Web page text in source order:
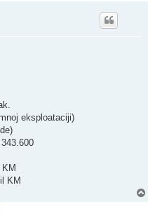
eksploataciji)
KM